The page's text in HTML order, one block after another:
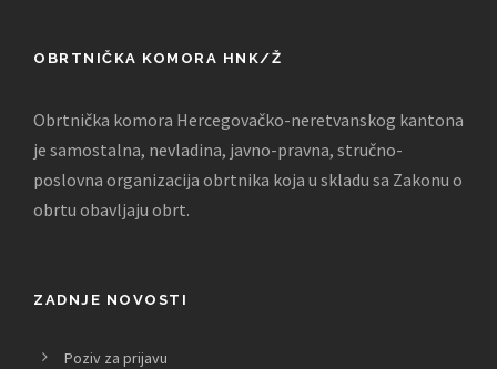
OBRTNIČKA KOMORA HNK/Ž
Obrtnička komora Hercegovačko-neretvanskog kantona
je samostalna, nevladina, javno-pravna, stručno-
poslovna organizacija obrtnika koja u skladu sa Zakonu o
obrtu obavljaju obrt.
ZADNJE NOVOSTI
Poziv za prijavu